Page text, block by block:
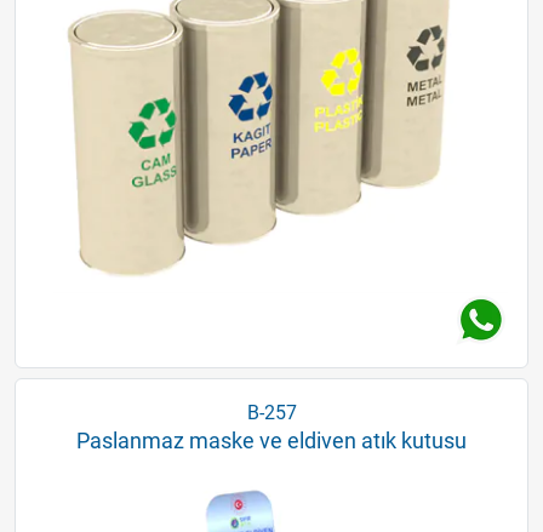
B-257
Paslanmaz maske ve eldiven atık kutusu